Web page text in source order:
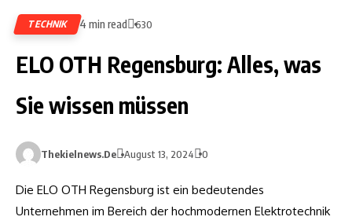
TECHNIK 4 min read 630
ELO OTH Regensburg: Alles, was
Sie wissen müssen
Thekielnews.de August 13, 2024 0
Die ELO OTH Regensburg ist ein bedeutendes
Unternehmen im Bereich der hochmodernen Elektrotechnik